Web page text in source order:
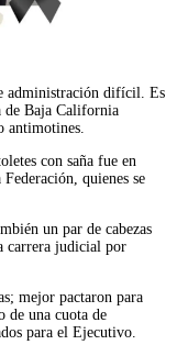
administración difícil. Es
de Baja California
antimotines.
con saña fue en
quienes se
un par de cabezas
carrera judicial por
mejor pactaron para
de una cuota de
para el Ejecutivo.